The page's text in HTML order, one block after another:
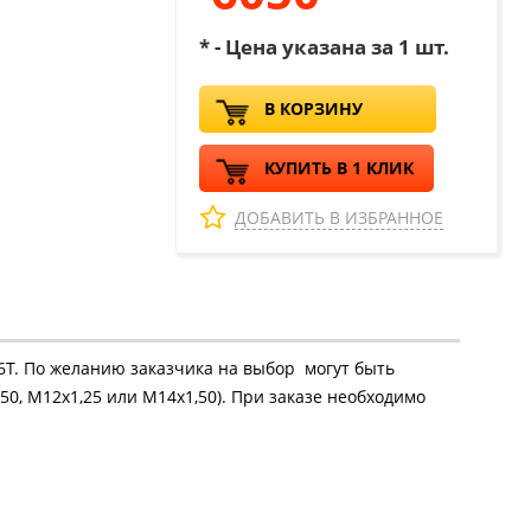
* - Цена указана за 1 шт.
В КОРЗИНУ
КУПИТЬ В 1 КЛИК
ДОБАВИТЬ В ИЗБРАННОЕ
По желанию заказчика на выбор могут быть
М12х1,25 или М14х1,50). При заказе необходимо